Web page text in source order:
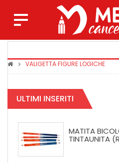
VALIGETTA FIGURE LOGICHE
ULTIMI INSERITI
MATITA
TINTAUNITA